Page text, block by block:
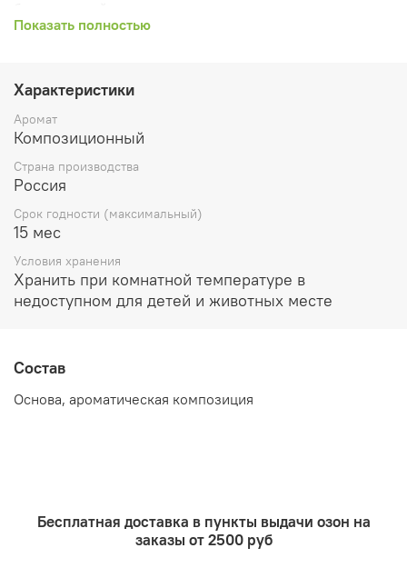
Налейте необходимое кол-во жидкости в диффузор,
фиброволокна палочки.
Дайте время, пока палочки полностью пропитаются
составом для полного раскрытия аромата.
Периодически переворачивайте палочки для более
ощутимого аромата. Регулировать яркость аромата
можно количеством палочек во флаконе. Чем их
Показать полностью
Характеристики
Аромат
Композиционный
Страна производства
Россия
Срок годности (максимальный)
15 мес
Условия хранения
Хранить при комнатной температуре в
недоступном для детей и животных месте
Состав
Основа, ароматическая композиция
Бесплатная доставка в пункты выдачи озон на
заказы от 2500 руб